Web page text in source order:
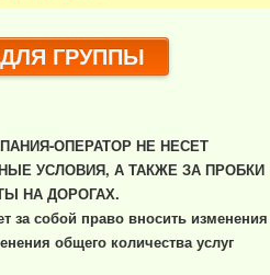
ГРУППЫ
ОПЕРАТОР НЕ НЕСЕТ
УСЛОВИЯ, А ТАКЖЕ ЗА ПРОБКИ
НА ДОРОГАХ.
за собой право вносить изменения
общего количества услуг